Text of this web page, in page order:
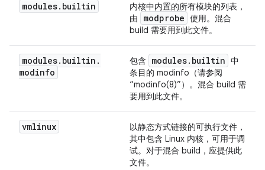
modules. builtin
内核中内置的所有模块的列表，
由
modprobe 使用。混合
build 需要用到此文件。
modules. builtin .
modinfo
包含 modules. builtin 中
条目的 modinfo（请参阅
“modinfo(8)”）。混合 build 需
要用到此文件。
vmlinux
以静态方式链接的可执行文件，
其中包含 Linux 内核，可用于调
试。对于混合 build，应提供此
文件。